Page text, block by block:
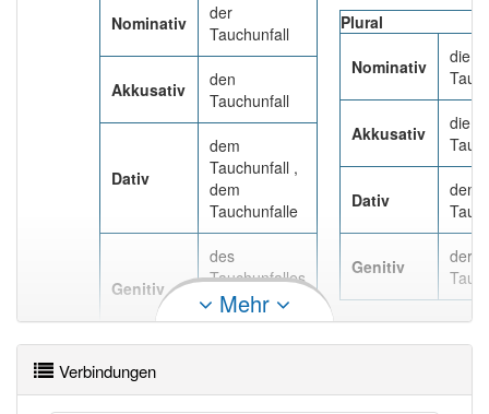
Nominativ
der
Tauchunfall
Akkusativ
den
Tauchunfall
Dativ
dem
Tauchunfall ,
dem
Tauchunfalle
Genitiv
des
Tauchunfalles
, des
Tauchunfalls
Plural
Nominativ
die
Akkusativ
die
Dativ
den
Genitiv
der
Mehr
Verbindungen